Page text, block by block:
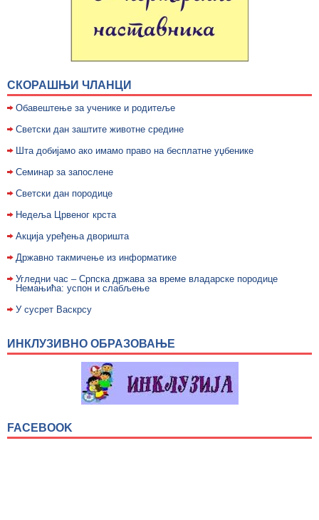
СКОРАШЊИ ЧЛАНЦИ
Обавештење за ученике и родитеље
Светски дан заштите животне средине
Шта добијамо ако имамо право на бесплатне уџбенике
Семинар за запослене
Светски дан породице
Недељa Црвеног крста
Акција уређења дворишта
Државно такмичење из информатике
Угледни час – Српска држава за време владарске породице
Немањића: успон и слабљење
У сусрет Васкрсу
ИНКЛУЗИВНО ОБРАЗОВАЊЕ
FACEBOOK